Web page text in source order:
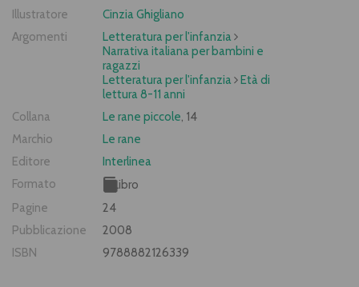
Illustratore
Cinzia Ghigliano
Argomenti
Letteratura per l'infanzia
Narrativa italiana per bambini e
ragazzi
Letteratura per l'infanzia
Età di
lettura 8-11 anni
Collana
Le rane piccole , 14
Marchio
Le rane
Editore
Interlinea
Formato
Libro
Pagine
24
Pubblicazione
2008
ISBN
9788882126339